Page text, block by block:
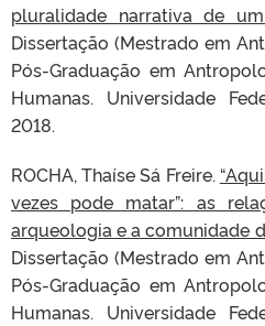
pluralidade narrativa de
Dissertação (Mestrado em
Pós-Graduação em
Humanas. Universidade
2018.
ROCHA, Thaíse Sá Freire.
vezes pode matar”: as
arqueologia e a comunidade
Dissertação (Mestrado em
Pós-Graduação em
Humanas. Universidade